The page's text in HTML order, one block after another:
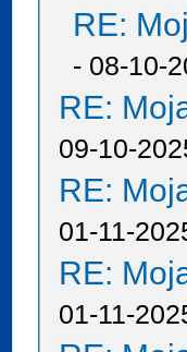
RE:
- 08-10-
RE:
09-10-
RE:
01-11-
RE:
01-11-